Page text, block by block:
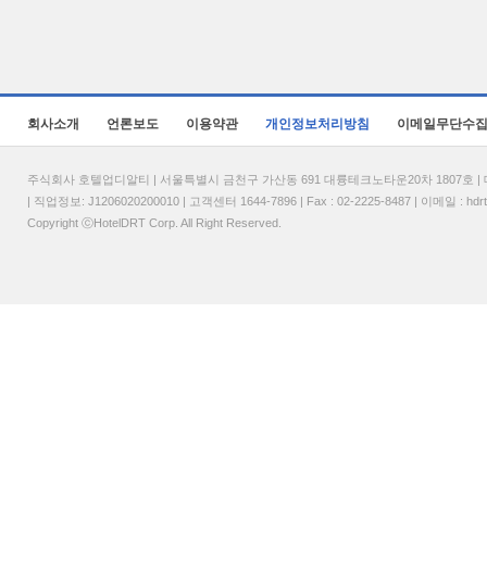
회사소개 언론보도 이용약관 개인정보처리방침 이메일무단수
주식회사 호텔업디알티 | 서울특별시 금천구 가산동 691 대륭테크노타운20차 1807
| 직업정보: J1206020200010 | 고객센터 1644-7896 | Fax : 02-2225-8487 | 이메일 :
Copyright ⓒHotelDRT Corp. All Right Reserved.